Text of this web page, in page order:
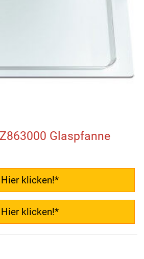
Glaspfanne
Hier klicken!*
Hier klicken!*